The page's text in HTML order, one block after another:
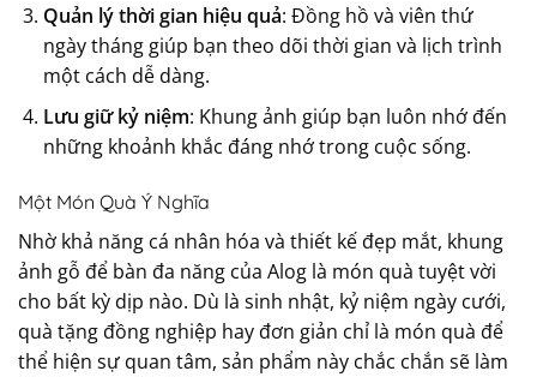
Quản lý thời gian hiệu quả: Đồng hồ và viên thứ
ngày tháng giúp bạn theo dõi thời gian và lịch trình
một cách dễ dàng.
Lưu giữ kỷ niệm: Khung ảnh giúp bạn luôn nhớ đến
những khoảnh khắc đáng nhớ trong cuộc sống.
Một Món Quà Ý Nghĩa
Nhờ khả năng cá nhân hóa và thiết kế đẹp mắt, khung
ảnh gỗ để bàn đa năng của Alog là món quà tuyệt vời
cho bất kỳ dịp nào. Dù là sinh nhật, kỷ niệm ngày cưới,
quà tặng đồng nghiệp hay đơn giản chỉ là món quà để
thể hiện sự quan tâm, sản phẩm này chắc chắn sẽ làm